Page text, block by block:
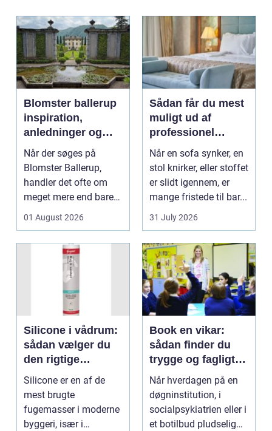
Blomster ballerup
inspiration,
anledninger og
lokale muligheder
Når der søges på
Blomster Ballerup,
handler det ofte om
meget mere end bare
en hurtig buket.
01 August 2026
Sådan får du mest
muligt ud af
professionel
møbelpolstring
Når en sofa synker, en
stol knirker, eller stoffet
er slidt igennem, er
mange fristede til bar...
31 July 2026
Silicone i vådrum:
sådan vælger du
den rigtige
fugemasse
Silicone er en af de
mest brugte
fugemasser i moderne
byggeri, især i
Book en vikar:
sådan finder du
trygge og fagligt
stærke løsninger
Når hverdagen på en
døgninstitution, i
socialpsykiatrien eller i
et botilbud pludselig